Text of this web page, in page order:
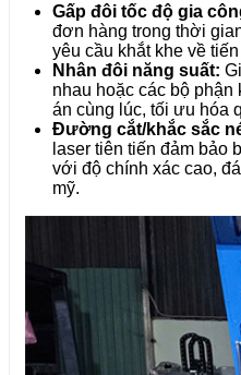
Gấp đôi tốc độ gia
đơn hàng trong thời
yêu cầu khắt khe về tiến
Nhân đôi năng suất:
nhau hoặc các bộ
án cùng lúc, tối ưu hóa
Đường cắt/khắc sắc
laser tiên tiến đảm bảo
với độ chính xác cao,
mỹ.